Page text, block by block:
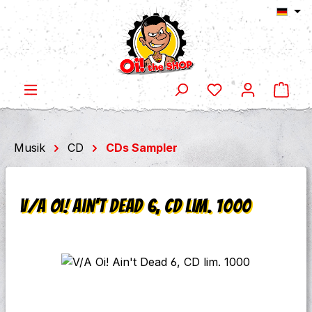
Zum Hauptinhalt springen
Musik CD CDs Sampler
V/A Oi! Ain't Dead 6, CD lim. 1000
Bildergalerie überspringen